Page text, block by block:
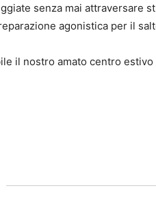
senza mai attraversare
agonistica per il
il nostro amato centro